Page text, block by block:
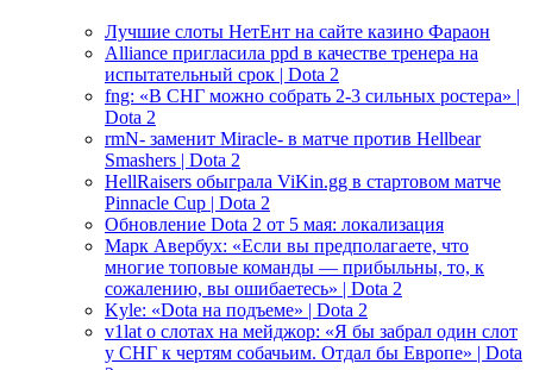
Лучшие слоты НетЕнт на сайте казино Фараон
Alliance пригласила ppd в качестве тренера на
испытательный срок | Dota 2
fng: «В СНГ можно собрать 2-3 сильных ростера» |
Dota 2
rmN- заменит Miracle- в матче против Hellbear
Smashers | Dota 2
HellRaisers обыграла ViKin.gg в стартовом матче
Pinnacle Cup | Dota 2
Обновление Dota 2 от 5 мая: локализация
Марк Авербух: «Если вы предполагаете, что
многие топовые команды — прибыльны, то, к
сожалению, вы ошибаетесь» | Dota 2
Kyle: «Dota на подъеме» | Dota 2
v1lat о слотах на мейджор: «Я бы забрал один слот
у СНГ к чертям собачьим. Отдал бы Европе» | Dota